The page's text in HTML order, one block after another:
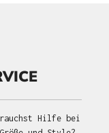
Hilfe bei